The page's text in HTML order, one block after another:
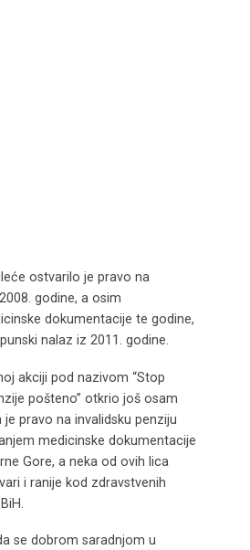
ostvarilo je pravo na
godine, a osim
dokumentacije te godine,
nalaz iz 2011. godine.
akciji pod nazivom “Stop
pošteno” otkrio još osam
pravo na invalidsku penziju
medicinske dokumentacije
Gore, a neka od ovih lica
i ranije kod zdravstvenih
se dobrom saradnjom u